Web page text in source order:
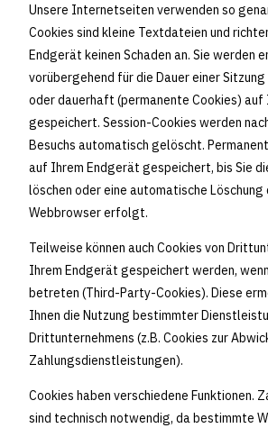
Unsere Internetseiten verwenden so
Cookies sind kleine Textdateien und
Endgerät keinen Schaden an. Sie werden
vorübergehend für die Dauer einer
oder dauerhaft (permanente Cookies) auf
gespeichert. Session-Cookies werden
Besuchs automatisch gelöscht.
auf Ihrem Endgerät gespeichert, bis Sie
löschen oder eine automatische Löschung
Webbrowser erfolgt.
Teilweise können auch Cookies von
Ihrem Endgerät gespeichert werden,
betreten (Third-Party-Cookies). Diese
Ihnen die Nutzung bestimmter
Drittunternehmens (z.B. Cookies zur
Zahlungsdienstleistungen).
Cookies haben verschiedene Funktionen.
sind technisch notwendig, da bestimmte